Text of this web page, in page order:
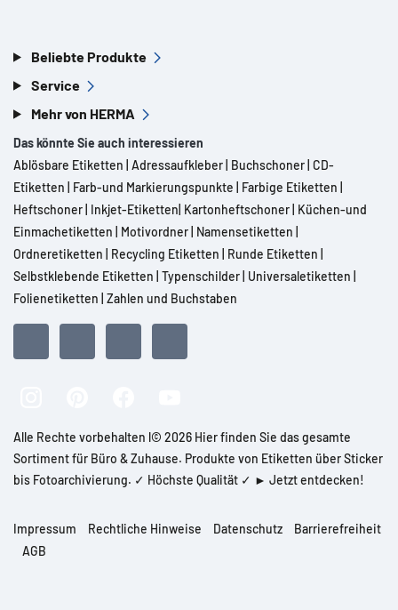
Beliebte Produkte
Service
Mehr von HERMA
Das könnte Sie auch interessieren
Ablösbare Etiketten Adressaufkleber Buchschoner CD-
Etiketten
Farb-und Markierungspunkte Farbige Etiketten
Heftschoner Inkjet-Etiketten Kartonheftschoner Küchen-und
Einmachetiketten
Motivordner Namensetiketten
Ordneretiketten
Recycling Etiketten Runde Etiketten
Selbstklebende Etiketten Typenschilder Universaletiketten
Folienetiketten Zahlen und Buchstaben
Alle Rechte vorbehalten l© 2026 Hier finden Sie das gesamte
Sortiment für Büro & Zuhause. Produkte von Etiketten über Sticker
bis Fotoarchivierung. ✓ Höchste Qualität ✓ ► Jetzt entdecken!
Impressum Rechtliche Hinweise Datenschutz
Barrierefreiheit
AGB